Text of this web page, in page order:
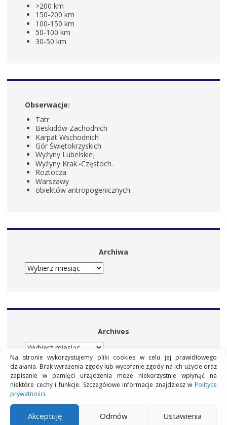
Na stronie wykorzystujemy pliki cookies w celu jej prawidłowego
działania. Brak wyrażenia zgody lub wycofanie zgody na ich użycie oraz
zapisanie w pamięci urządzenia może niekorzystnie wpłynąć na
niektóre cechy i funkcje. Szczegółowe informacje znajdziesz w Polityce
prywatności.
Akceptuję Odmów Ustawienia
>200 km
150-200 km
100-150 km
50-100 km
30-50 km
Obserwacje:
Tatr
Beskidów Zachodnich
Karpat Wschodnich
Gór Świętokrzyskich
Wyżyny Lubelskiej
Wyżyny Krak.-Częstoch.
Roztocza
Warszawy
obiektów antropogenicznych
Archiwa
ARCHIWA
Archives
ARCHIVES
© Wszelkie prawa zastrzeżone.
Polityka plików cookies i prywatności